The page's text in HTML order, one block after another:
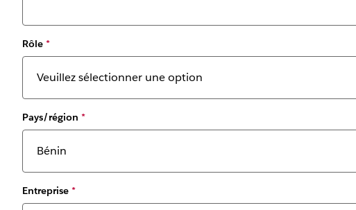
Rôle *
Pays/région *
Entreprise *